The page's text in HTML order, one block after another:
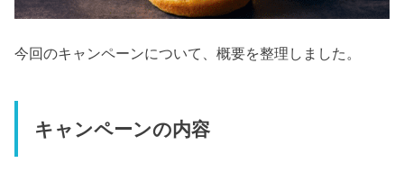
今回のキャンペーンについて、概要を整理しました。
キャンペーンの内容